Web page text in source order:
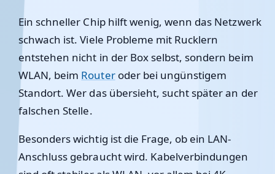
Ein schneller Chip hilft wenig, wenn das Netzwerk
schwach ist. Viele Probleme mit Rucklern
entstehen nicht in der Box selbst, sondern beim
WLAN, beim Routeroder bei ungünstigem
Standort. Wer das übersieht, sucht später an der
falschen Stelle.
Besonders wichtig ist die Frage, ob ein LAN-
Anschluss gebraucht wird. Kabelverbindungen